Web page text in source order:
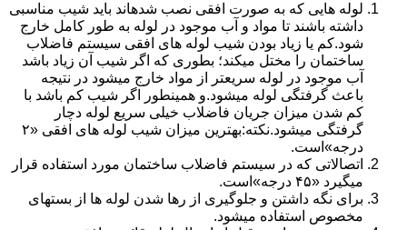
لوله هایی که به صورت افقی نصب شدهاند باید شیب مناسبی
داشته باشند تا مواد و آب موجود در لوله به طور کامل خارج
شود.کم یا زیاد بودن شیب لوله های افقی سیستم فاضلاب
ساختمان را مختل میکند؛ بطوری که اگر شیب آن زیاد باشد
آب موجود در لوله سریعتر از مواد خارج میشود در نتیجه
باعث گرفتگی لوله میشود.و همینطور اگر شیب کم باشد با
کم شدن میزان جریان فاضلاب خیلی سریع لوله دچار
گرفتگی میشود.نکته:بهترین میزان شیب لوله های افقی «۲
درجه»است.
اتصالاتی که در سیستم فاضلاب ساختمان مورد استفاده قرار
میگیرد «۴۵ درجه»است.
برای نگه داشتن و جلوگیری از رها شدن لوله ها از بستهای
مخصوص استفاده میشود.